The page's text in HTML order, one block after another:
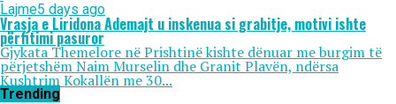
Lajme5 days ago
Vrasja e Liridona Ademajt u inskenua si grabitje, motivi ishte
përfitimi pasuror
Gjykata Themelore në Prishtinë kishte dënuar me burgim të
përjetshëm Naim Murselin dhe Granit Plavën, ndërsa
Kushtrim Kokallën me 30...
Trending